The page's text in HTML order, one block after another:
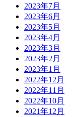
2023年7月
2023年6月
2023年5月
2023年4月
2023年3月
2023年2月
2023年1月
2022年12月
2022年11月
2022年10月
2021年12月